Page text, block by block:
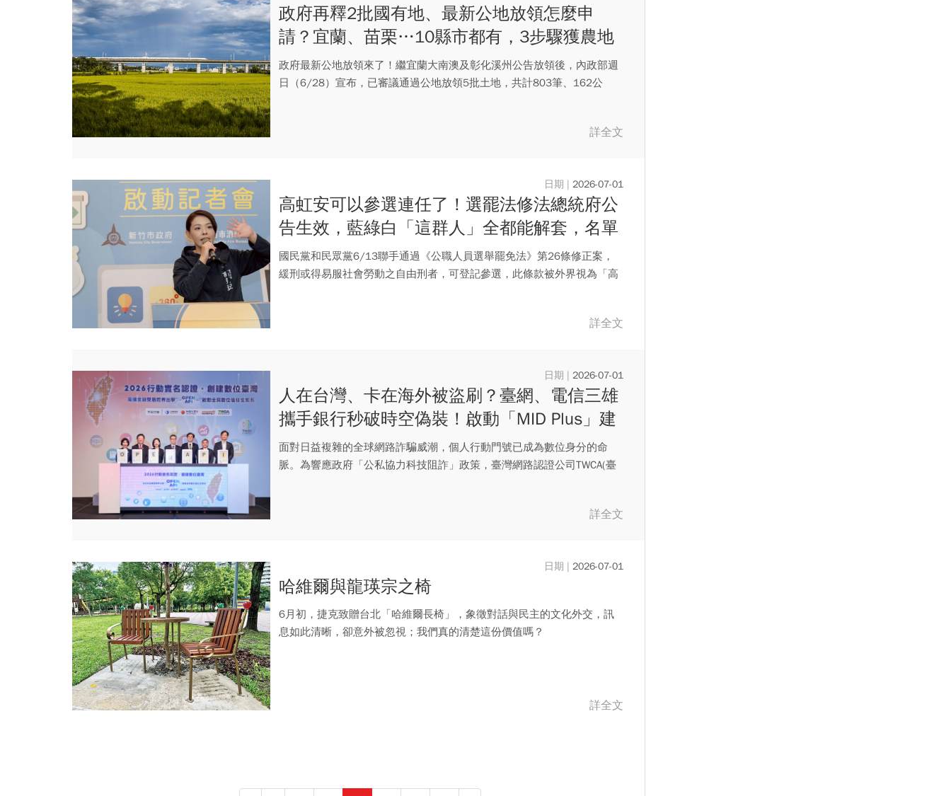
政府再釋2批國有地、最新公地放領怎麼申
請？宜蘭、苗栗…10縣市都有，3步驟獲農地
所有權
政府最新公地放領來了！繼宜蘭大南澳及彰化溪州公告放領後，內政部週
日（6/28）宣布，已審議通過公地放領5批土地，共計803筆、162公
詳全文
2026-07-01
高虹安可以參選連任了！選罷法修法總統府公
告生效，藍綠白「這群人」全都能解套，名單
一次看
國民黨和民眾黨6/13聯手通過《公職人員選舉罷免法》第26條修正案，
緩刑或得易服社會勞動之自由刑者，可登記參選，此條款被外界視為「高
詳全文
2026-07-01
人在台灣、卡在海外被盜刷？臺網、電信三雄
攜手銀行秒破時空偽裝！啟動「MID Plus」建
構數位信任生態系
面對日益複雜的全球網路詐騙威潮，個人行動門號已成為數位身分的命
脈。為響應政府「公私協力科技阻詐」政策，臺灣網路認證公司TWCA(臺
詳全文
2026-07-01
哈維爾與龍瑛宗之椅
6月初，捷克致贈台北「哈維爾長椅」，象徵對話與民主的文化外交，訊
息如此清晰，卻意外被忽視；我們真的清楚這份價值嗎？
詳全文